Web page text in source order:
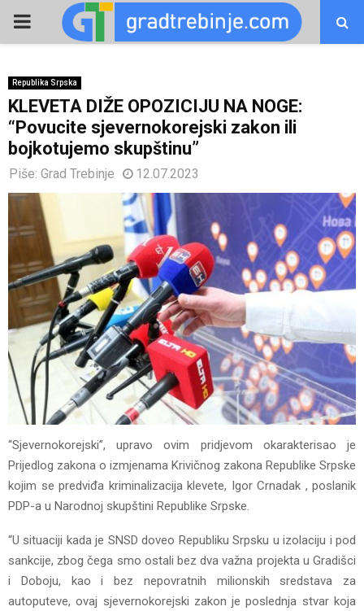
PRIMARY
Republika Srpska
KLEVETA DIŽE OPOZICIJU NA NOGE:
“Povucite sjevernokorejski zakon ili
bojkotujemo skupštinu”
Piše: Grad Trebinje 12.07.2023
“Sjevernokorejski”, upravo ovim pridjevom okarakterisao je
Prijedlog zakona o izmjenama Krivičnog zakona Republike Srpske
kojim se predviđa kriminalizacija klevete, Igor Crnadak , poslanik
PDP-a u Narodnoj skupštini Republike Srpske.
“U situaciji kada je SNSD doveo Republiku Srpsku u izolaciju i pod
sankcije, zbog čega smo ostali bez dva važna projekta u Gradišci
i Doboju, kao i bez nepovratnih milionskih sredstava za
autoputeve, ovaj sjevernokorejski zakon je poslednja stvar koja